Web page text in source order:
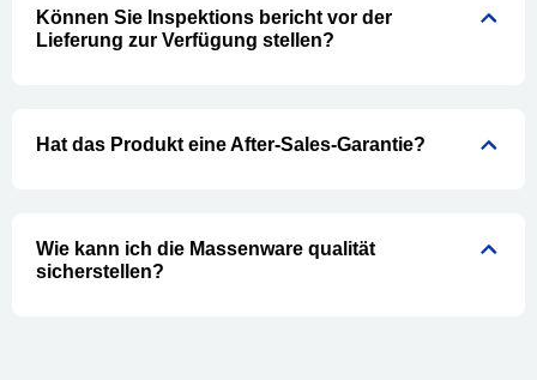
Können Sie Inspektions bericht vor der
Lieferung zur Verfügung stellen?
Hat das Produkt eine After-Sales-Garantie?
Wie kann ich die Massenware qualität
sicherstellen?